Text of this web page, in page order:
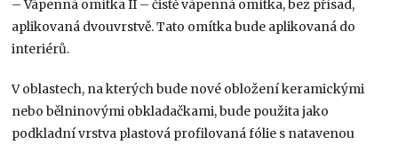
– Vápenná omítka II – čistě vápenná omítka, bez přísad,
aplikovaná dvouvrstvě. Tato omítka bude aplikovaná do
interiérů.
V oblastech, na kterých bude nové obložení keramickými
nebo bělninovými obkladačkami, bude použita jako
podkladní vrstva plastová profilovaná fólie s natavenou